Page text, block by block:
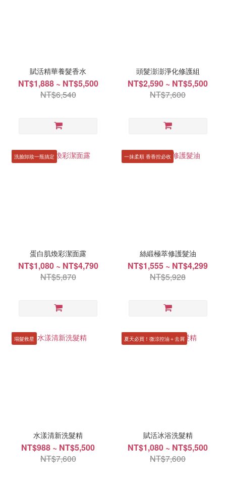
賦活精華養髮香水
NT$1,888 ~ NT$5,500
NT$6,540
頭髮澎澎淨化修護組
NT$2,590 ~ NT$5,500
NT$7,600
洗臉卸妝一瓶搞定
蛋白肌煥彩潔面露
NT$1,080 ~ NT$4,790
NT$5,870
一抹柔順 香香控必收
絲緞極萃修護髮油
NT$1,555 ~ NT$4,299
NT$5,928
塌髮救星
水漾清新洗髮精
NT$988 ~ NT$5,500
NT$7,600
夏天必買！微涼控油＋去屑
賦活冰浴洗髮精
NT$1,080 ~ NT$5,500
NT$7,600